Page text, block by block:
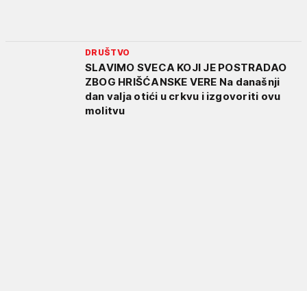
DRUŠTVO
SLAVIMO SVECA KOJI JE POSTRADAO
ZBOG HRIŠĆANSKE VERE Na današnji
dan valja otići u crkvu i izgovoriti ovu
molitvu